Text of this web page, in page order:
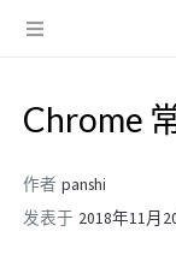
Chrome
作者 panshi
发表于 2018年11月